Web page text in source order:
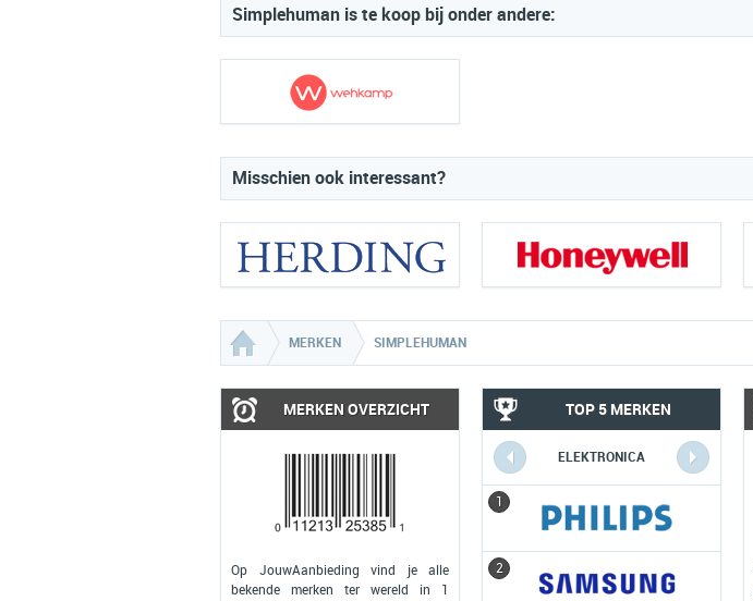
Simplehuman is te koop bij onder andere:
Misschien ook interessant?
MERKEN SIMPLEHUMAN
MERKEN OVERZICHT
Op JouwAanbieding vind je alle
bekende merken ter wereld in 1
TOP 5 MERKEN
ELEKTRONICA
1
2